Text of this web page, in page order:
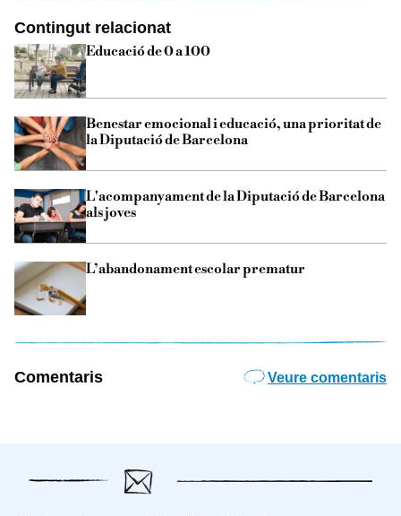
Contingut relacionat
Educació de 0 a 100
Benestar emocional i educació, una prioritat de
la Diputació de Barcelona
L'acompanyament de la Diputació de Barcelona
als joves
L’abandonament escolar prematur
Comentaris Veure comentaris